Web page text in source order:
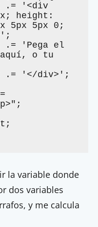
height:
5px 5px 0;
aquí, o tu
la variable donde
dos variables
y me calcula